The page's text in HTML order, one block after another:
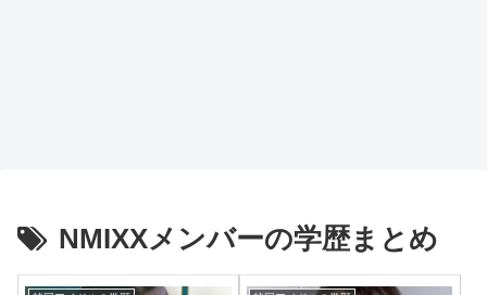
NMIXXメンバーの学歴まとめ